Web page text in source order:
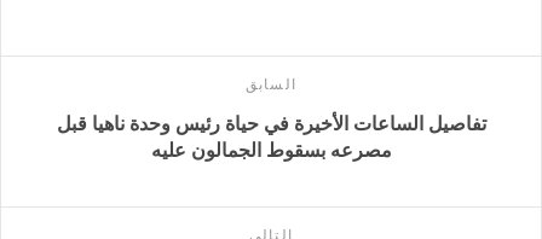
السابق
تفاصيل الساعات الأخيرة في حياة رئيس وحدة ناهيا قبل
مصرعه بسقوط الجمالون عليه
التالى